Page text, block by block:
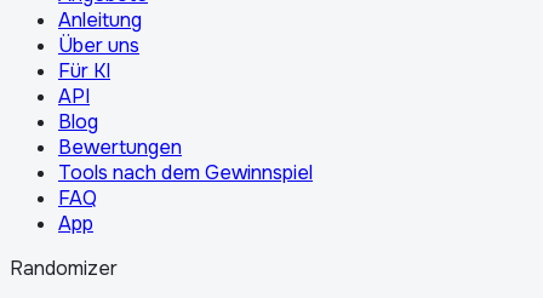
Anleitung
Über uns
Für KI
API
Blog
Bewertungen
Tools nach dem Gewinnspiel
FAQ
App
Randomizer